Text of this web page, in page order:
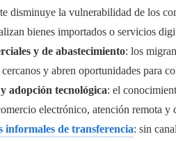
disminuye la vulnerabilidad de los
bienes importados o servicios
y de abastecimiento: los
cercanos y abren oportunidades para
adopción tecnológica: el
electrónico, atención remota y
informales de transferencia: sin